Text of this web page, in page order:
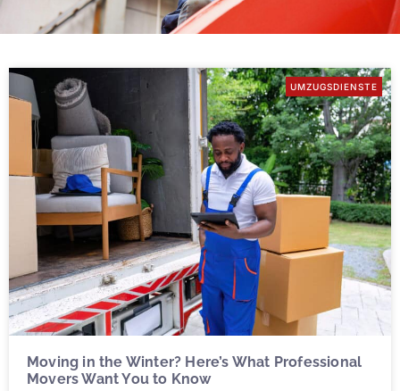
UMZUGSDIENSTE
Moving in the Winter? Here’s What Professional
Movers Want You to Know